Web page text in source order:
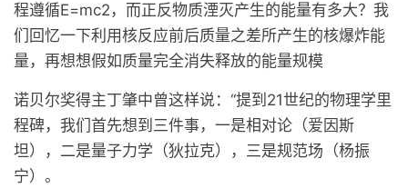
程遵循E=mc2，而正反物质湮灭产生的能量有多大？我
们回忆一下利用核反应前后质量之差所产生的核爆炸能
量，再想想假如质量完全消失释放的能量规模
诺贝尔奖得主丁肇中曾这样说：“提到21世纪的物理学里
程碑，我们首先想到三件事，一是相对论（爱因斯
坦），二是量子力学（狄拉克），三是规范场（杨振
宁）。